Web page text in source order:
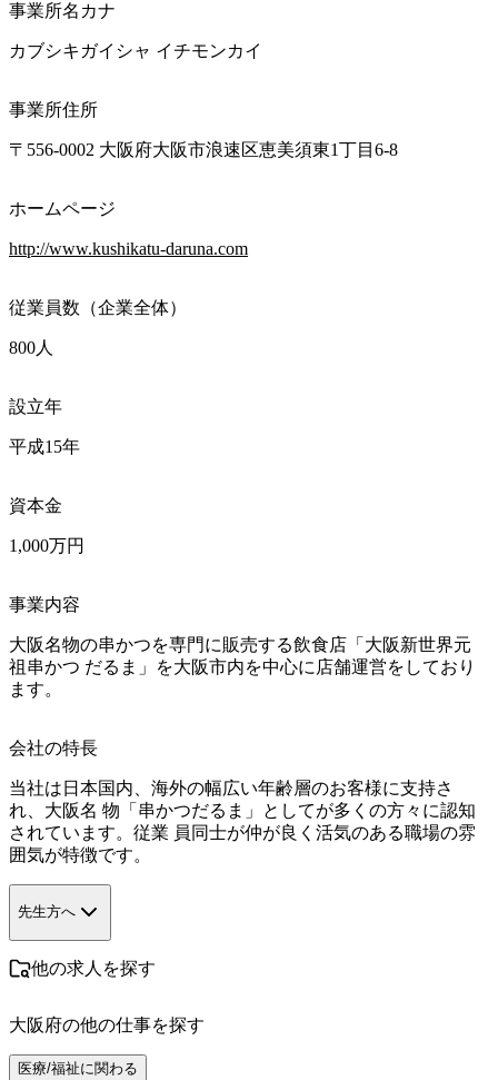
事業所名カナ
カブシキガイシャ イチモンカイ
事業所住所
〒556-0002 大阪府大阪市浪速区恵美須東1丁目6-8
ホームページ
http://www.kushikatu-daruna.com
従業員数（企業全体）
800人
設立年
平成15年
資本金
1,000万円
事業内容
大阪名物の串かつを専門に販売する飲食店「大阪新世界元
祖串かつ だるま」を大阪市内を中心に店舗運営をしており
ます。
会社の特長
当社は日本国内、海外の幅広い年齢層のお客様に支持さ
れ、大阪名 物「串かつだるま」としてが多くの方々に認知
されています。従業 員同士が仲が良く活気のある職場の雰
囲気が特徴です。
先生方へ
他の求人を探す
大阪府の他の仕事を探す
医療/福祉に関わる